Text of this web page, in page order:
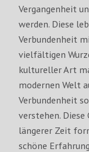
Vergangenheit
werden. Diese
Verbundenheit
vielfältigen
kultureller Art
modernen Welt
Verbundenheit
verstehen.
längerer Zeit
schöne